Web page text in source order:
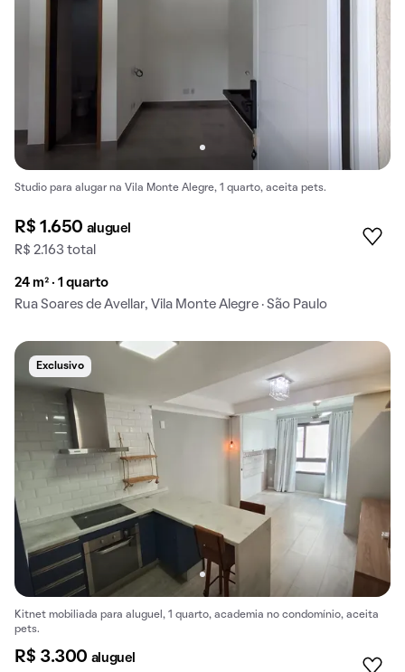
Studio para alugar na Vila Monte Alegre, 1 quarto, aceita pets.
R$ 1.650 aluguel
R$ 2.163 total
24 m² · 1 quarto
Rua Soares de Avellar, Vila Monte Alegre · São Paulo
Exclusivo
Kitnet mobiliada para aluguel, 1 quarto, academia no condomínio, aceita
pets.
R$ 3.300 aluguel